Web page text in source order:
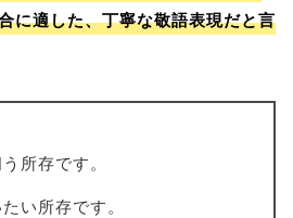
に適した、丁寧な敬語表現だと言
所存です。
い所存です。